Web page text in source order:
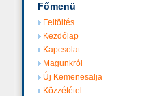
Főmenü
Feltöltés
Kezdőlap
Kapcsolat
Magunkról
Új Kemenesalja
Közzététel